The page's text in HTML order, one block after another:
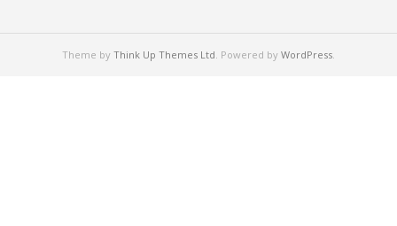
Theme by Think Up Themes Ltd . Powered by WordPress